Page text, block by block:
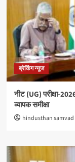
ब्रेकिंग न्यूज
नीट (UG) परीक्षा-
व्यापक समीक्षा
hindusthan samvad